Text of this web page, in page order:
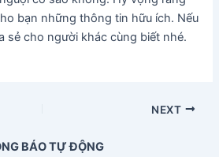
bạn những thông tin hữu ích. Nếu
sẻ cho người khác cùng biết nhé.
NEXT
BÁO TỰ ĐỘNG